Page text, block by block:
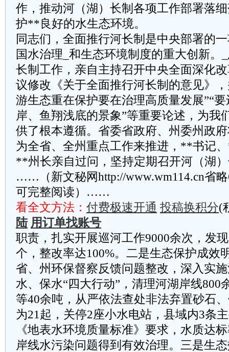
作，推动河（湖）长制各项工作部署落
护**良好的水生态环境。
同志们，全面推行河长制是中央部署的
国水治理_和生态环境制度的重大创新。
长制工作，亲自主持召开中央全面深化
议修改《关于全面推行河长制的意见》
游生态重在保护要在治理高质量发展”“
岸、鱼翔浅底的景象”等重要论述，为我
供了根本遵循。省委省政府、州委州政
为全省、全州重点工作来推进，**书记
**州长亲自过问，坚持定期召开河（湖
……（新文秘网http://www.wm114.cn省
可完整阅读）……
看全文方法： 付费极速开通 投稿换积分(
陆 用订单找账号
职责，扎实开展巡河工作9000余次，发
个，整改率达100%。二是生态保护成效
省、州环保督察反馈问题整改，深入实
水、保水“四大行动”，清理河湖岸线800
等40余吨，从严依法查处非法弃置砂石
为21起，关停2座小水电站，县域内3条
《地表水环境质量标准》要求，水质达
岸线水污染问题得到有效治理。三是生